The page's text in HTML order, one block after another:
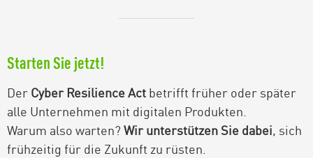
Starten Sie jetzt!
DerCyber Resilience Actbetrifft früher oder später
alle Unternehmen mit digitalen Produkten.
Warum also warten?Wir unterstützen Sie dabei, sich
frühzeitig für die Zukunft zu rüsten.